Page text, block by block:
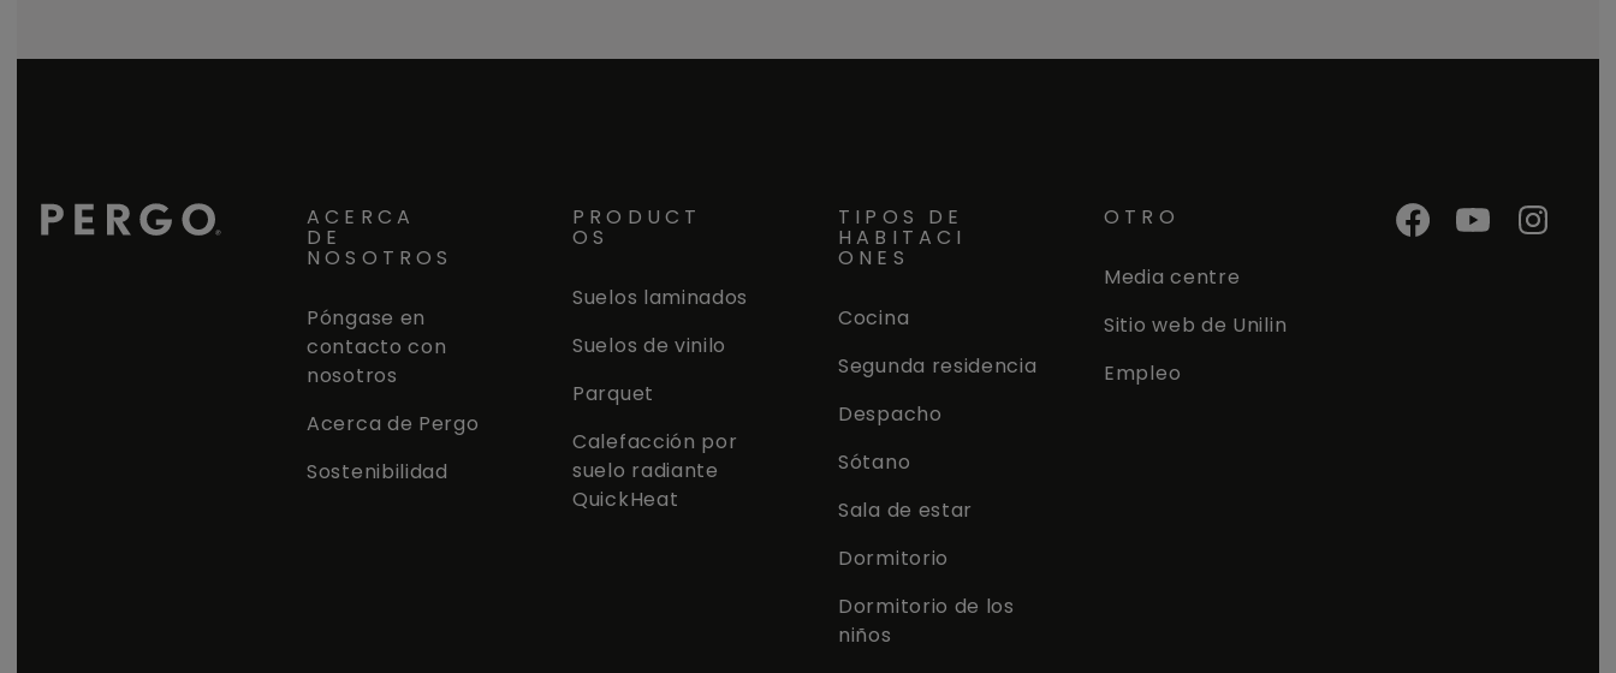
ACERCA
DE
NOSOTROS
Póngase en
contacto con
nosotros
Acerca de Pergo
Sostenibilidad
PRODUCT
OS
Suelos laminados
Suelos de vinilo
Parquet
Calefacción por
suelo radiante
QuickHeat
TIPOS DE
HABITACI
ONES
Cocina
Segunda residencia
Despacho
Sótano
Sala de estar
Dormitorio
Dormitorio de los
niños
OTRO
Media centre
Sitio web de Unilin
Empleo